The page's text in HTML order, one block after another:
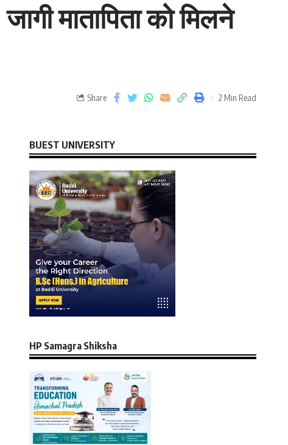
मातापिता को मिलने
Share 2 Min Read
BUEST UNIVERSITY
HP Samagra Shiksha